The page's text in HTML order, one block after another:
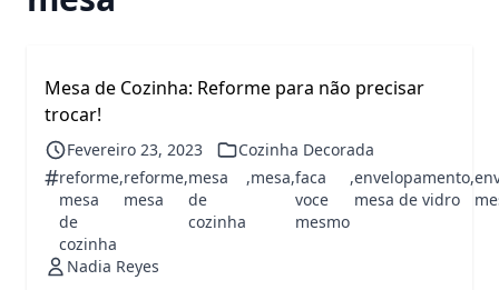
Mesa de Cozinha: Reforme para não precisar
trocar!
Fevereiro 23, 2023 Cozinha Decorada
#reforme
mesa
de
cozinha
,reforme
mesa
,mesa
de
cozinha
,mesa,faca
voce
mesmo
,envelopamento
mesa de vidro
,
Nadia Reyes